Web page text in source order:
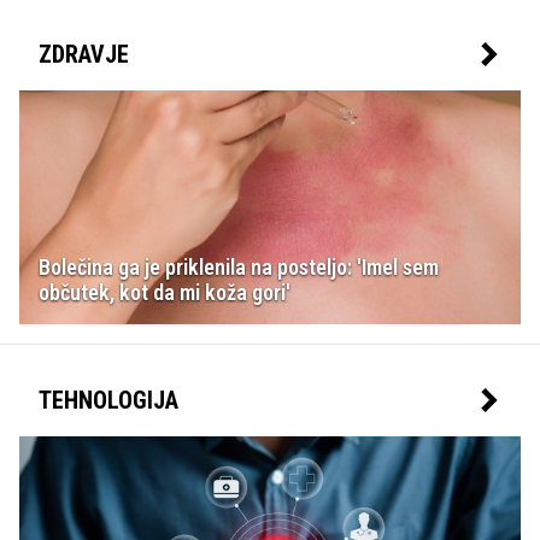
ZDRAVJE
Bolečina ga je priklenila na posteljo: 'Imel sem
občutek, kot da mi koža gori'
TEHNOLOGIJA